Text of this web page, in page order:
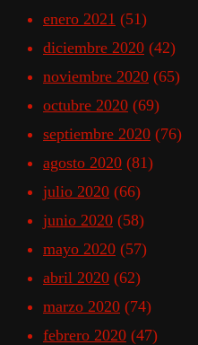
enero 2021 (51)
diciembre 2020 (42)
noviembre 2020 (65)
octubre 2020 (69)
septiembre 2020 (76)
agosto 2020 (81)
julio 2020 (66)
junio 2020 (58)
mayo 2020 (57)
abril 2020 (62)
marzo 2020 (74)
febrero 2020 (47)